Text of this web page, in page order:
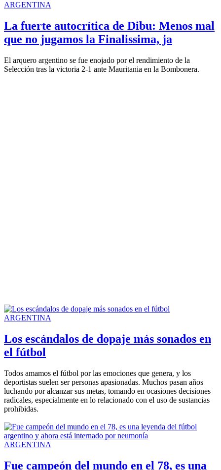
ARGENTINA
La fuerte autocrítica de Dibu: Menos mal
que no jugamos la Finalissima, ja
El arquero argentino se fue enojado por el rendimiento de la
Selección tras la victoria 2-1 ante Mauritania en la Bombonera.
ARGENTINA
Los escándalos de dopaje más sonados en
el fútbol
Todos amamos el fútbol por las emociones que genera, y los
deportistas suelen ser personas apasionadas. Muchos pasan años
luchando por alcanzar sus metas, tomando en ocasiones decisiones
radicales, especialmente en lo relacionado con el uso de sustancias
prohibidas.
ARGENTINA
Fue campeón del mundo en el 78, es una